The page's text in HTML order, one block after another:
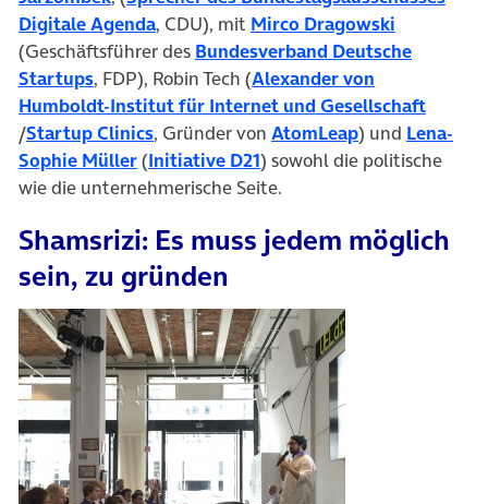
Digitale Agenda(öffnet in neuem Tab)
, CDU), mit Mirco Dragowski
(Geschäftsführer des Bundesverband Deutsche
Startups(öffnet in neuem Tab)
, FDP), Robin Tech (Alexander von
Humboldt-Institut für Internet und Gesellschaft
(öffnet in neuem Tab)
/Startup Clinics(öffnet in neuem Tab)
, Gründer von AtomLeap(öffnet in
) und Lena-
Sophie Müller(öffnet in neuem Tab)
(Initiative D21(öffnet in neuem Tab)
) sowohl die politische
wie die unternehmerische Seite.
Shamsrizi: Es muss jedem möglich
sein, zu gründen